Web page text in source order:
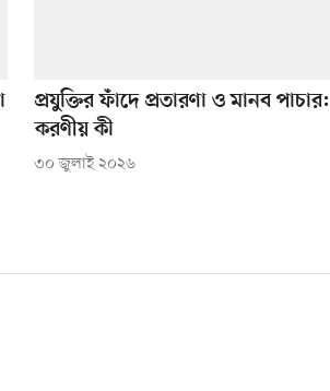
প্রযুক্তির ফাঁদে প্রতারণা ও মানব পাচার:
করণীয় কী
৩০ জুলাই ২০২৬